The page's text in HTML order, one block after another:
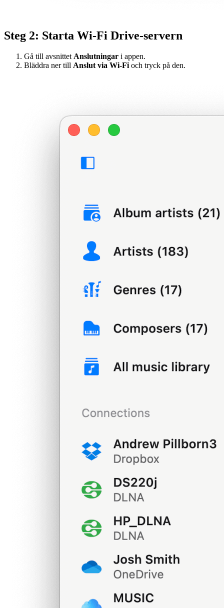
Steg 2: Starta Wi-Fi Drive-servern
Gå till avsnittetAnslutningar i appen.
Bläddra ner till Anslut via Wi-Fioch tryck på den.